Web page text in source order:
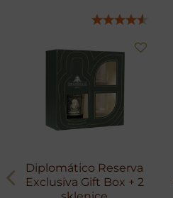
Diplomático Reserva
Exclusiva Gift Box + 2